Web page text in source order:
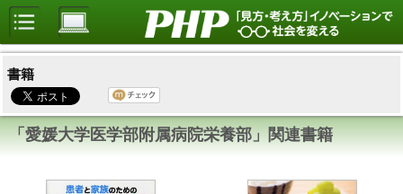
書籍
「愛媛大学医学部附属病院栄養部」関連書籍